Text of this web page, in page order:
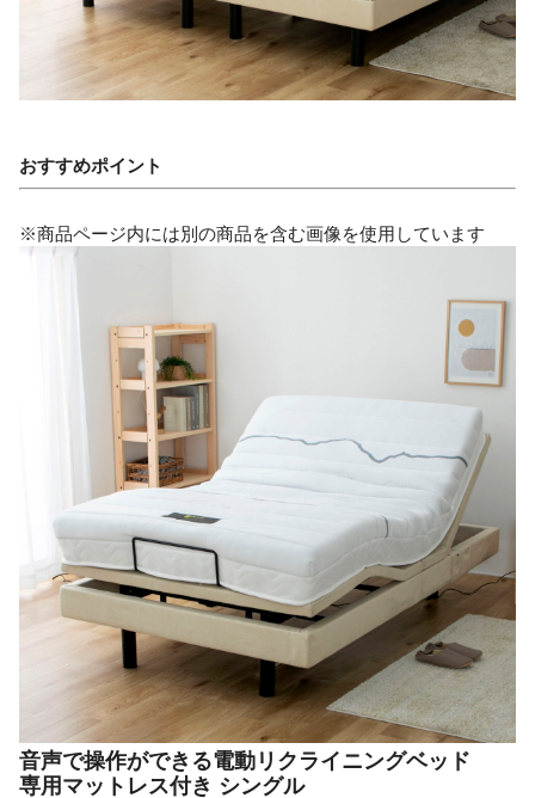
おすすめポイント
※商品ページ内には別の商品を含む画像を使用しています
音声で操作ができる電動リクライニングベッド
専用マットレス付き シングル